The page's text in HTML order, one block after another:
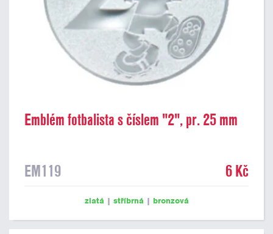
Emblém fotbalista s číslem "2", pr. 25 mm
EM119 6 Kč
zlatá | stříbrná | bronzová